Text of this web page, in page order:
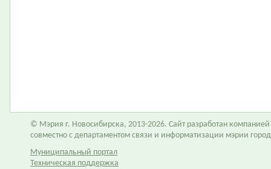
© Мэрия г. Новосибирска, 2013-2026. Сайт разработан компанией
совместно с департаментом связи и информатизации мэрии
Муниципальный портал
Техническая поддержка